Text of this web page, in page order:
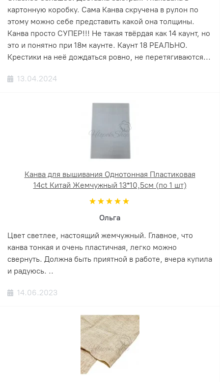
картонную коробку. Сама Канва скручена в рулон по
этому можно себе представить какой она толщины.
Канва просто СУПЕР!!! Не такая твёрдая как 14 каунт, но
это и понятно при 18м каунте. Каунт 18 РЕАЛЬНО.
Крестики на неё дождаться ровно, не перетягиваются...
13.04.2024
Канва для вышивания Однотонная Пластиковая
14ct Китай Жемчужный 13*10,5см (по 1 шт)
Ольга
Цвет светлее, настоящий жемчужный. Главное, что
канва тонкая и очень пластичная, легко можно
свернуть. Должна быть приятной в работе, вчера купила
и радуюсь. ..
14.06.2023